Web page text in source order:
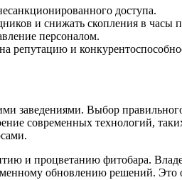
доступа.
и снижать скопления в часы
персоналом.
репутацию и
заведениями. Выбор
современных технологий,
и процветанию фитобара.
обновлению решений. Это